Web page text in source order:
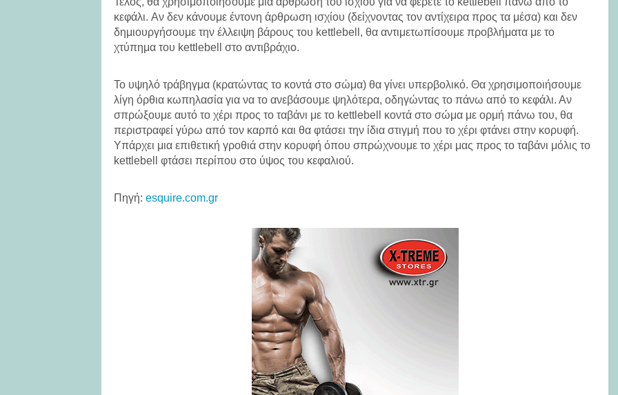
κεφάλι. Aν δεν κάνουμε έντονη άρθρωση ισχίου (δείχνοντας τον αντίχειρα προς τα μέσα) και δεν
δημιουργήσουμε την έλλειψη βάρους του kettlebell, θα αντιμετωπίσουμε προβλήματα με το
χτύπημα του kettlebell στο αντιβράχιο.
Το υψηλό τράβηγμα (κρατώντας το κοντά στο σώμα) θα γίνει υπερβολικό. Θα χρησιμοποιήσουμε
λίγη όρθια κωπηλασία για να το ανεβάσουμε ψηλότερα, οδηγώντας το πάνω από το κεφάλι. Αν
σπρώξουμε αυτό το χέρι προς το ταβάνι με το kettlebell κοντά στο σώμα με ορμή πάνω του, θα
περιστραφεί γύρω από τον καρπό και θα φτάσει την ίδια στιγμή που το χέρι φτάνει στην κορυφή.
Υπάρχει μια επιθετική γροθιά στην κορυφή όπου σπρώχνουμε το χέρι μας προς το ταβάνι μόλις το
kettlebell φτάσει περίπου στο ύψος του κεφαλιού.
Πηγή: esquire.com.gr